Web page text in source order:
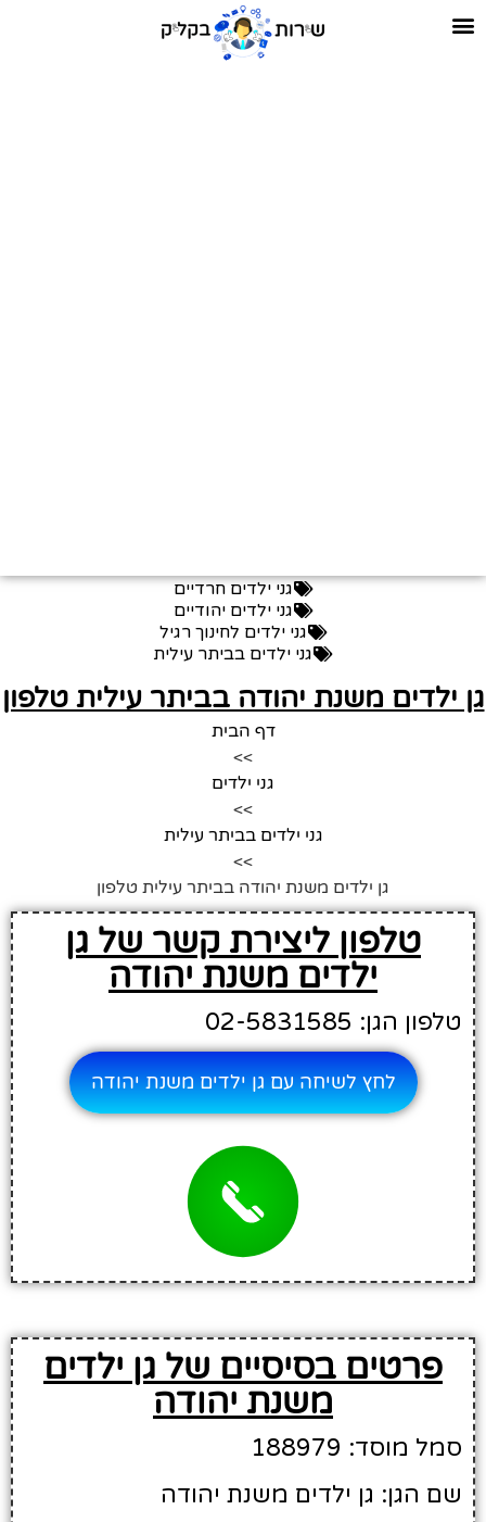
גני ילדים חרדיים
גני ילדים יהודיים
גני ילדים לחינוך רגיל
גני ילדים בביתר עילית
ילדים משנת יהודה בביתר עילית טלפון
דף הבית
>>
גני ילדים
>>
גני ילדים בביתר עילית
>>
גן ילדים משנת יהודה בביתר עילית טלפון
טלפון ליצירת קשר של גן
ילדים משנת יהודה
טלפון הגן: 02-5831585
לחץ לשיחה עם גן ילדים משנת יהודה
פרטים בסיסיים של גן ילדים
משנת יהודה
סמל מוסד: 188979
שם הגן: גן ילדים משנת יהודה